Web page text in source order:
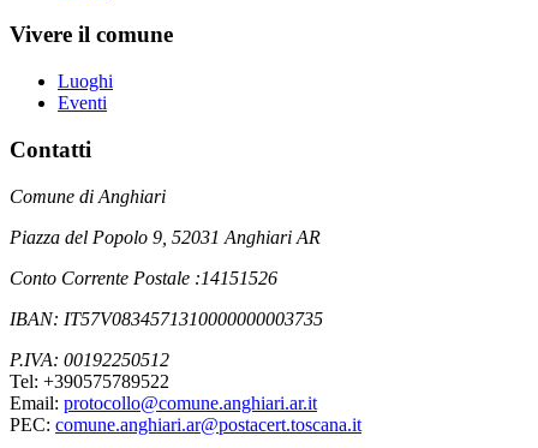
Vivere il comune
Luoghi
Eventi
Contatti
Comune di Anghiari
Piazza del Popolo 9, 52031 Anghiari AR
Conto Corrente Postale :14151526
IBAN: IT57V0834571310000000003735
P.IVA: 00192250512
Tel: +390575789522
Email: protocollo@comune.anghiari.ar.it
PEC: comune.anghiari.ar@postacert.toscana.it